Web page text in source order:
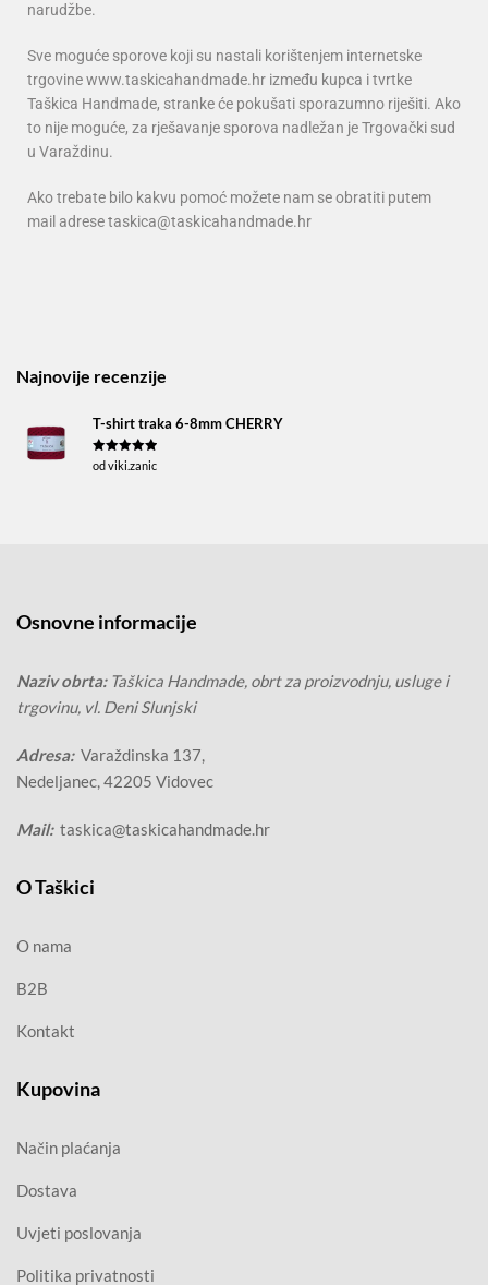
narudžbe.
Sve moguće sporove koji su nastali korištenjem internetske
trgovine www.taskicahandmade.hr između kupca i tvrtke
Taškica Handmade, stranke će pokušati sporazumno riješiti. Ako
to nije moguće, za rješavanje sporova nadležan je Trgovački sud
u Varaždinu.
Ako trebate bilo kakvu pomoć možete nam se obratiti putem
mail adrese taskica@taskicahandmade.hr
Najnovije recenzije
T-shirt traka 6-8mm CHERRY
Ocjenjeno5
od viki.zanic
Osnovne informacije
Naziv obrta: Taškica Handmade, obrt za proizvodnju, usluge i
trgovinu, vl. Deni Slunjski
Adresa:Varaždinska 137,
Nedeljanec, 42205 Vidovec
Mail: taskica@taskicahandmade.hr
O Taškici
O nama
B2B
Kontakt
Kupovina
Način plaćanja
Dostava
Uvjeti poslovanja
Politika privatnosti